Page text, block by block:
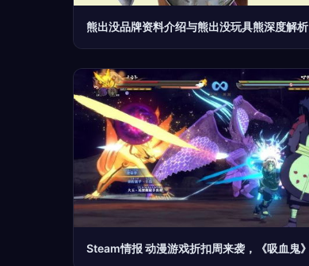
熊出没品牌资料介绍与熊出没玩具熊深度解析